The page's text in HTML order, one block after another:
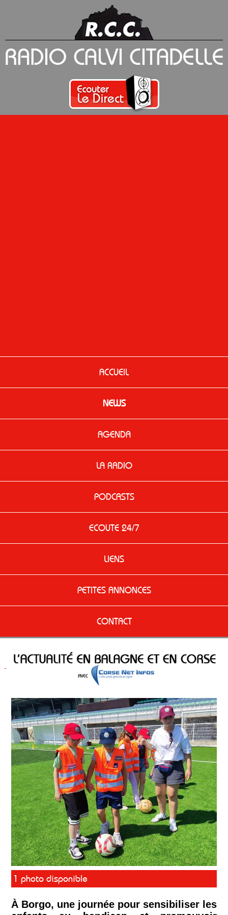
ACCUEIL
NEWS
AGENDA
LA RADIO
PODCASTS
ECOUTE 24/7
LIENS
PETITES ANNONCES
CONTACT
1 photo disponible
À Borgo, une journée pour sensibiliser les